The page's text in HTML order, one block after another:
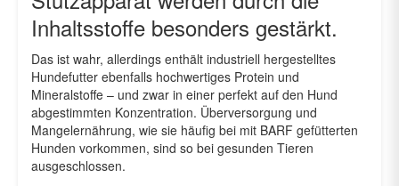
Inhaltsstoffe besonders gestärkt.
Das ist wahr, allerdings enthält industriell hergestelltes
Hundefutter ebenfalls hochwertiges Protein und
Mineralstoffe – und zwar in einer perfekt auf den Hund
abgestimmten Konzentration. Überversorgung und
Mangelernährung, wie sie häufig bei mit BARF gefütterten
Hunden vorkommen, sind so bei gesunden Tieren
ausgeschlossen.